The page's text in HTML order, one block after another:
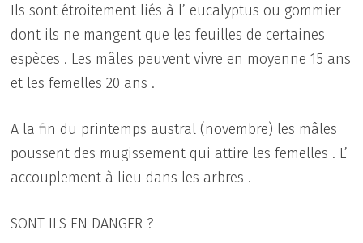
Ils sont étroitement liés à l’ eucalyptus ou gommier
dont ils ne mangent que les feuilles de certaines
espèces . Les mâles peuvent vivre en moyenne 15 ans
et les femelles 20 ans .
A la fin du printemps austral (novembre) les mâles
poussent des mugissement qui attire les femelles . L’
accouplement à lieu dans les arbres .
SONT ILS EN DANGER ?